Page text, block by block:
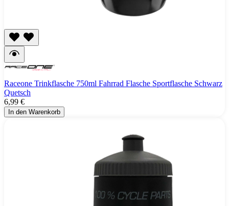
Raceone Trinkflasche 750ml Fahrrad Flasche Sportflasche Schwarz
Quetsch
6,99 €
In den Warenkorb